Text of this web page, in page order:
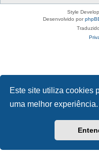
Este site utiliza cookies
uma melhor experiência.
Style
Desenvolvido por